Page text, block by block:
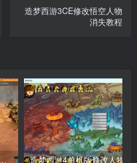
造梦西游3CE修改悟空人物
消失教程
合集（点进来查看）